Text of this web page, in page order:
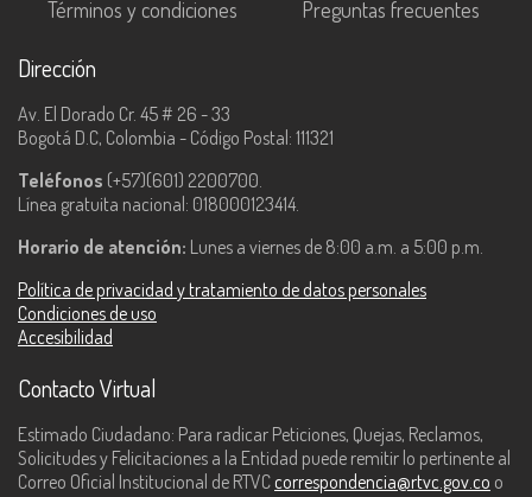
Términos y condiciones
Preguntas frecuentes
Dirección
Av. El Dorado Cr. 45 # 26 - 33
Bogotá D.C, Colombia - Código Postal: 111321
Teléfonos (+57)(601) 2200700.
Línea gratuita nacional: 018000123414.
Horario de atención: Lunes a viernes de 8:00 a.m. a 5:00 p.m.
Política de privacidad y tratamiento de datos personales
Condiciones de uso
Accesibilidad
Contacto Virtual
Estimado Ciudadano: Para radicar Peticiones, Quejas, Reclamos,
Solicitudes y Felicitaciones a la Entidad puede remitir lo pertinente al
Correo Oficial Institucional de RTVC correspondencia@rtvc.gov.co o